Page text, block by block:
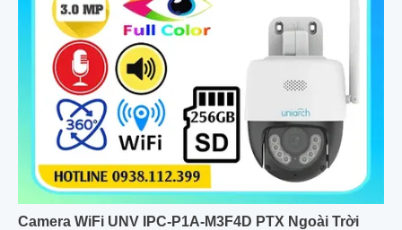
Camera WiFi UNV IPC-P1A-M3F4D PTX Ngoài Trời